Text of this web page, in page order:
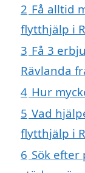
2 Få alltid
flytthjälp i
3 Få 3
Rävlanda
4 Hur
5 Vad
flytthjälp i
6 Sök